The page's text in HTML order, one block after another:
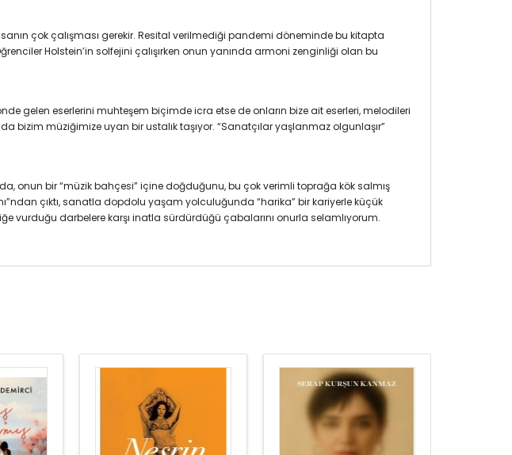
çok çalışması gerekir. Resital verilmediği pandemi döneminde bu kitapta
Holstein’in solfejini çalışırken onun yanında armoni zenginliği olan bu
gelen eserlerini muhteşem biçimde icra etse de onların bize ait eserleri, melodileri
müziğimize uyan bir ustalık taşıyor. “Sanatçılar yaşlanmaz olgunlaşır”
onun bir “müzik bahçesi” içine doğduğunu, bu çok verimli toprağa kök salmış
çıktı, sanatla dopdolu yaşam yolculuğunda “harika” bir kariyerle küçük
vurduğu darbelere karşı inatla sürdürdüğü çabalarını onurla selamlıyorum.